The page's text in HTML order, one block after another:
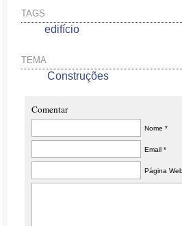
TAGS
edifício
TEMA
Construções
Comentar
Nome *
Email *
Página